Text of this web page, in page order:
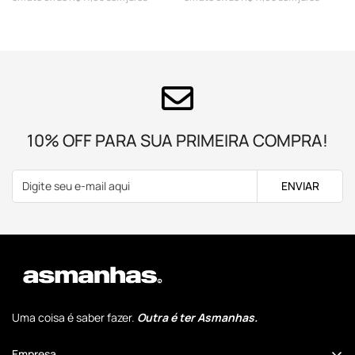
10% OFF PARA SUA PRIMEIRA COMPRA!
ENVIAR
Uma coisa é saber fazer. Outra é ter Asmanhas.